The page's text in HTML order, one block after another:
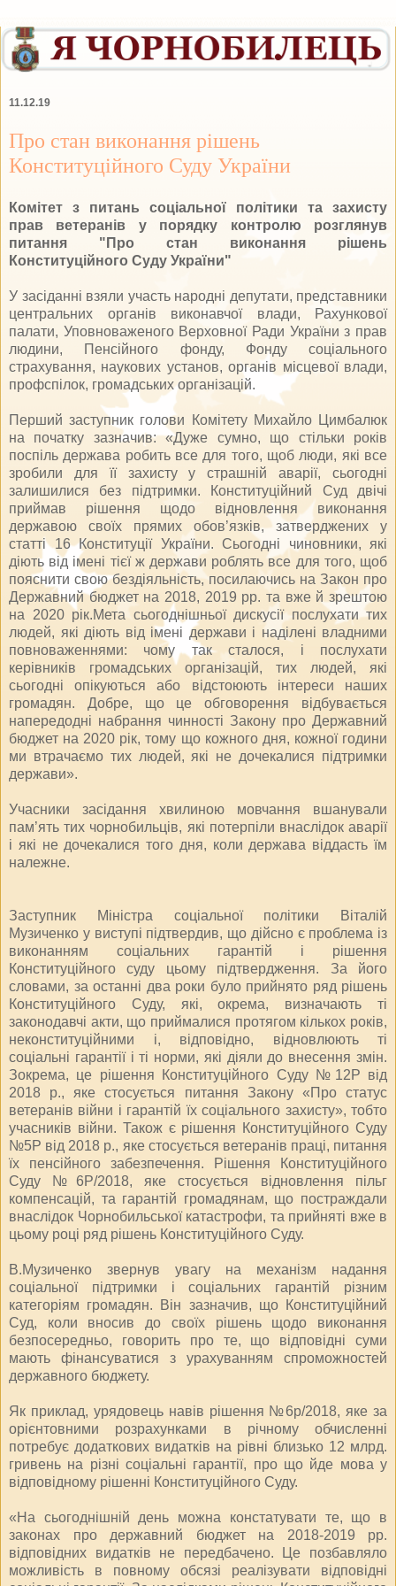
11.12.19
Про стан виконання рішень
Конституційного Суду України
Комітет з питань соціальної політики та захисту
прав ветеранів у порядку контролю розглянув
питання "Про стан виконання рішень
Конституційного Суду України"
У засіданні взяли участь народні депутати, представники
центральних органів виконавчої влади, Рахункової
палати, Уповноваженого Верховної Ради України з прав
людини, Пенсійного фонду, Фонду соціального
страхування, наукових установ, органів місцевої влади,
профспілок, громадських організацій.
Перший заступник голови Комітету Михайло Цимбалюк
на початку зазначив: «Дуже сумно, що стільки років
поспіль держава робить все для того, щоб люди, які все
зробили для її захисту у страшній аварії, сьогодні
залишилися без підтримки. Конституційний Суд двічі
приймав рішення щодо відновлення виконання
державою своїх прямих обов’язків, затверджених у
статті 16 Конституції України. Сьогодні чиновники, які
діють від імені тієї ж держави роблять все для того, щоб
пояснити свою бездіяльність, посилаючись на Закон про
Державний бюджет на 2018, 2019 рр. та вже й зрештою
на 2020 рік.Мета сьогоднішньої дискусії послухати тих
людей, які діють від імені держави і наділені владними
повноваженнями: чому так сталося, і послухати
керівників громадських організацій, тих людей, які
сьогодні опікуються або відстоюють інтереси наших
громадян. Добре, що це обговорення відбувається
напередодні набрання чинності Закону про Державний
бюджет на 2020 рік, тому що кожного дня, кожної години
ми втрачаємо тих людей, які не дочекалися підтримки
держави».
Учасники засідання хвилиною мовчання вшанували
пам’ять тих чорнобильців, які потерпіли внаслідок аварії
і які не дочекалися того дня, коли держава віддасть їм
належне.
Заступник Міністра соціальної політики Віталій
Музиченко у виступі підтвердив, що дійсно є проблема із
виконанням соціальних гарантій і рішення
Конституційного суду цьому підтвердження. За його
словами, за останні два роки було прийнято ряд рішень
Конституційного Суду, які, окрема, визначають ті
законодавчі акти, що приймалися протягом кількох років,
неконституційними і, відповідно, відновлюють ті
соціальні гарантії і ті норми, які діяли до внесення змін.
Зокрема, це рішення Конституційного Суду №12Р від
2018 р., яке стосується питання Закону «Про статус
ветеранів війни і гарантій їх соціального захисту», тобто
учасників війни. Також є рішення Конституційного Суду
№5Р від 2018 р., яке стосується ветеранів праці, питання
їх пенсійного забезпечення. Рішення Конституційного
Суду №6Р/2018, яке стосується відновлення пільг
компенсацій, та гарантій громадянам, що постраждали
внаслідок Чорнобильської катастрофи, та прийняті вже в
цьому році ряд рішень Конституційного Суду.
В.Музиченко звернув увагу на механізм надання
соціальної підтримки і соціальних гарантій різним
категоріям громадян. Він зазначив, що Конституційний
Суд, коли вносив до своїх рішень щодо виконання
безпосередньо, говорить про те, що відповідні суми
мають фінансуватися з урахуванням спроможностей
державного бюджету.
Як приклад, урядовець навів рішення №6р/2018, яке за
орієнтовними розрахунками в річному обчисленні
потребує додаткових видатків на рівні близько 12 млрд.
гривень на різні соціальні гарантії, про що йде мова у
відповідному рішенні Конституційного Суду.
«На сьогоднішній день можна констатувати те, що в
законах про державний бюджет на 2018-2019 рр.
відповідних видатків не передбачено. Це позбавляло
можливість в повному обсязі реалізувати відповідні